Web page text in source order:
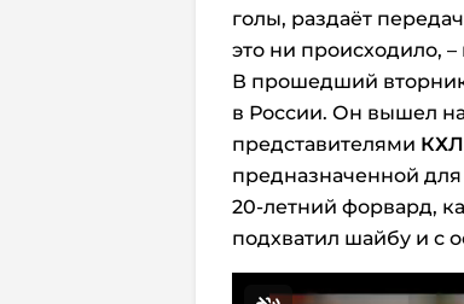
голы, раздаёт
это ни происходило,
В прошедший вторник
в России. Он вышел
представителями КХЛ
предназначенной для
20-летний форвард,
подхватил шайбу и с